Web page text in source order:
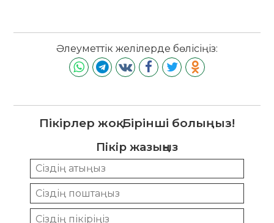
Әлеуметтік желілерде бөлісіңіз:
Пікірлер жоқ. Бірінші болыңыз!
Пікір жазыңыз